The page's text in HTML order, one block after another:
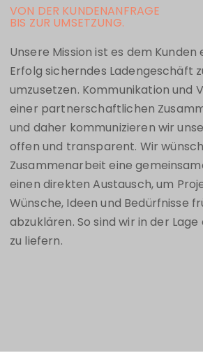
VON DER KUNDENANFRAGE
BIS ZUR UMSETZUNG.
Unsere Mission ist es dem
Erfolg sicherndes Ladengeschäft
umzusetzen. Kommunikation und
einer partnerschaftlichen
und daher kommunizieren wir
offen und transparent. Wir
Zusammenarbeit eine
einen direkten Austausch, um
Wünsche, Ideen und Bedürfnisse
abzuklären. So sind wir in der
zu liefern.
WIR
JOBS
KONTAKT